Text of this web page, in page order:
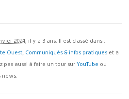
2024, il y a 3 ans. Il est classé dans :
Ouest, Communiqués & infos pratiques et a
pas aussi à faire un tour sur YouTube ou
news.